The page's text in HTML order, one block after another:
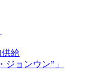
給
ジョンウン”」